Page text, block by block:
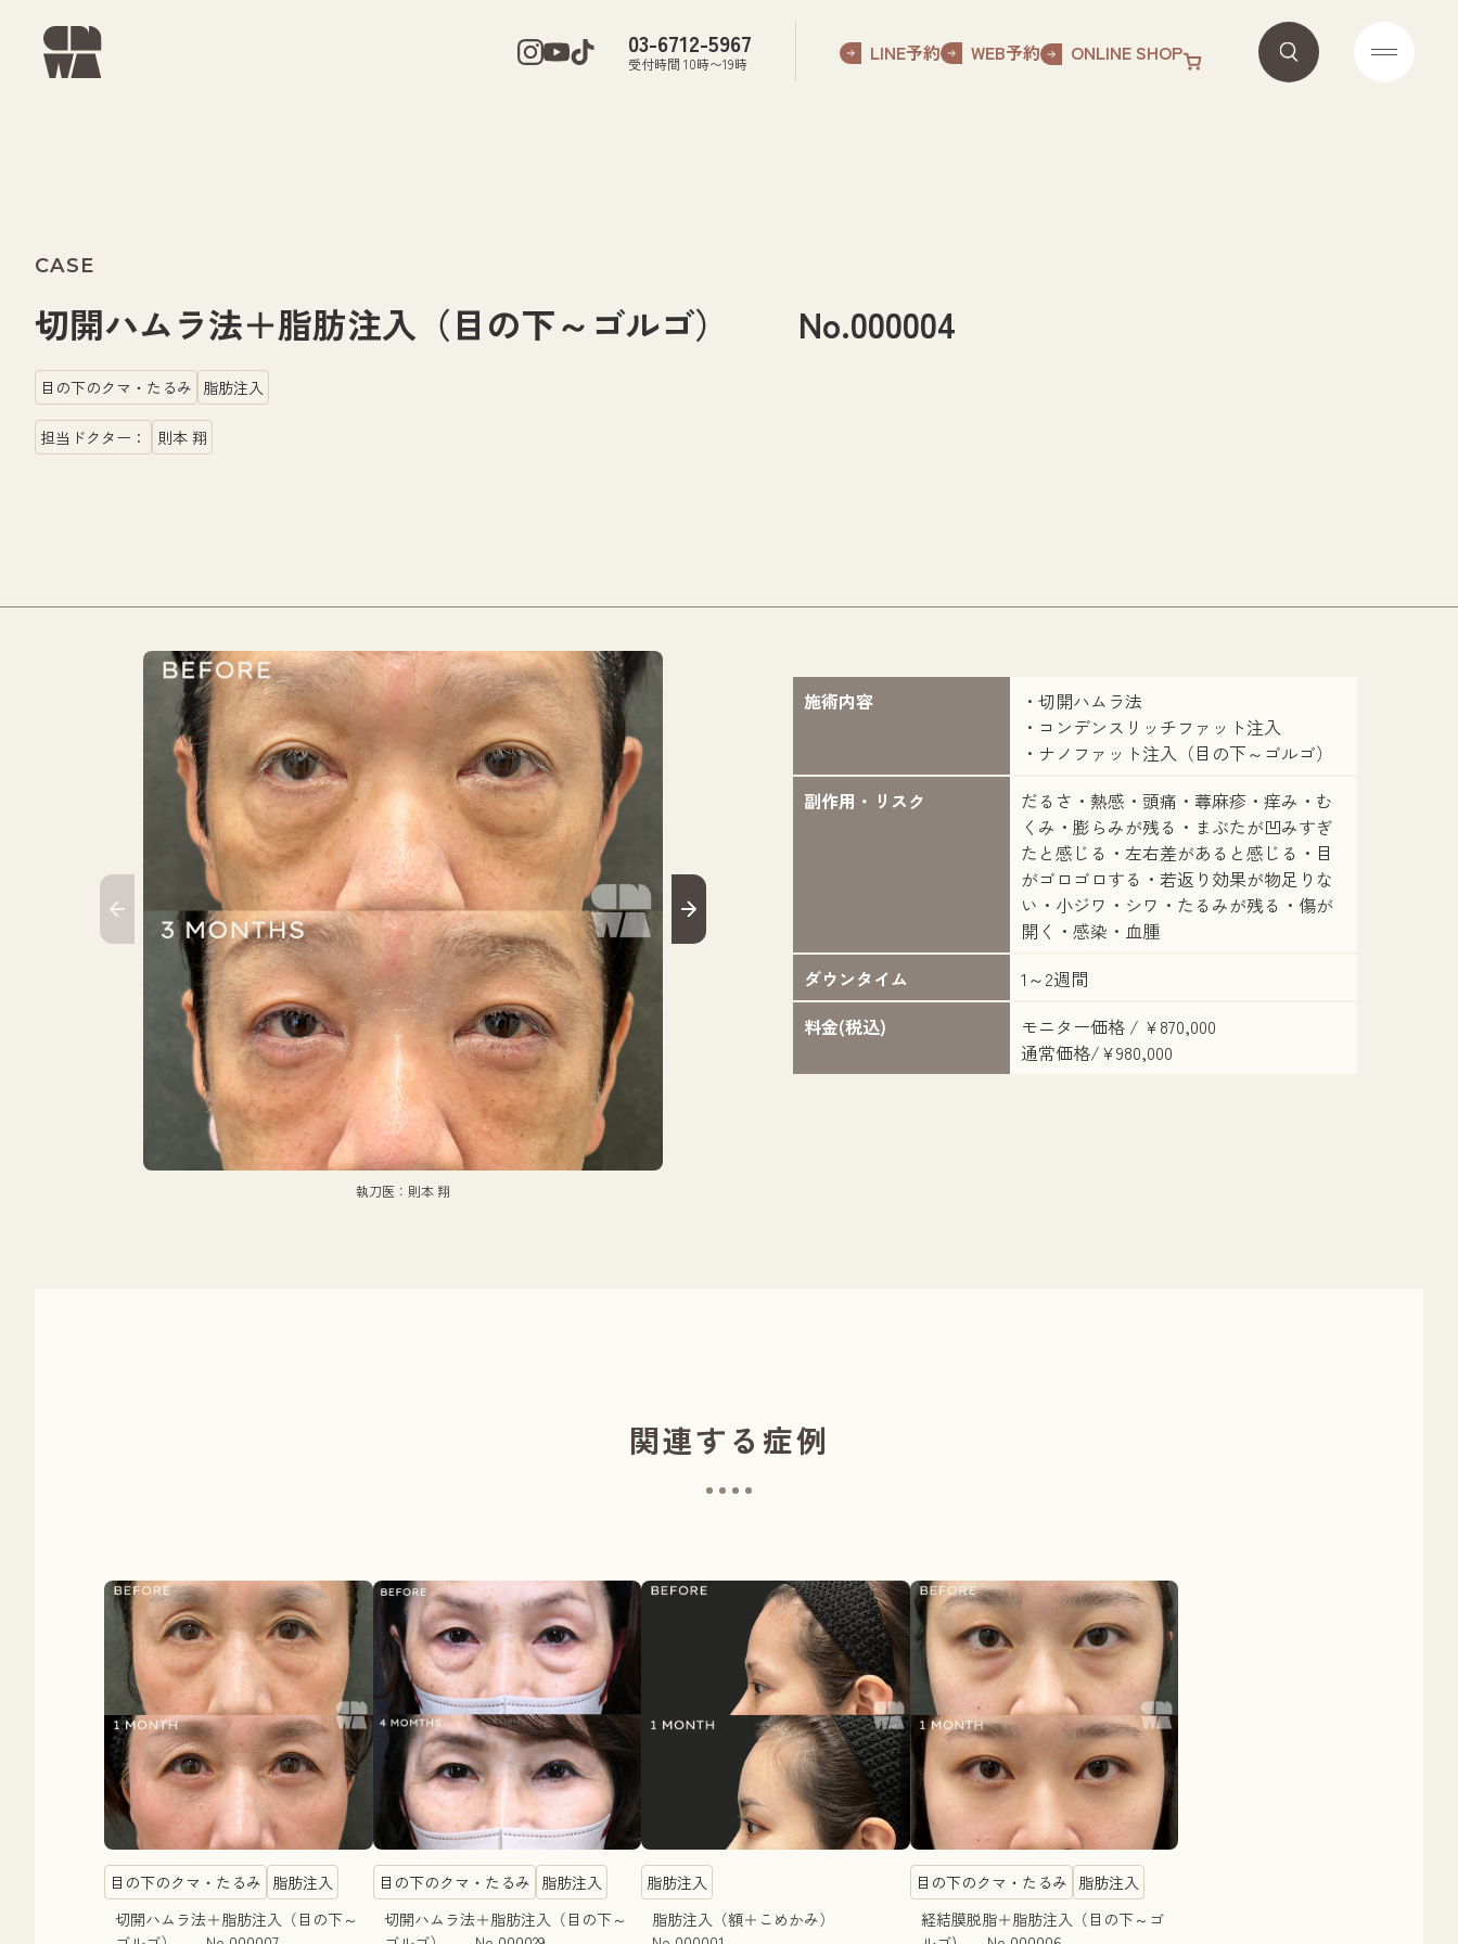
03-6712-5967
受付時間 10時〜19時 LINE予約 WEB予約 ONLINE SHOP
CASE
切開ハムラ法＋脂肪注入（目の下～ゴルゴ） No.000004
目の下のクマ・たるみ 脂肪注入
担当ドクター： 則本 翔
執刀医：則本 翔
施術内容
・切開ハムラ法
・コンデンスリッチファット注入
・ナノファット注入（目の下～ゴルゴ）
副作用・リスク
だるさ・熱感・頭痛・蕁麻疹・痒み・む
くみ・膨らみが残る・まぶたが凹みすぎ
たと感じる・左右差があると感じる・目
がゴロゴロする・若返り効果が物足りな
い・小ジワ・シワ・たるみが残る・傷が
開く・感染・血腫
ダウンタイム
1～2週間
料金(税込)
モニター価格 / ¥870,000
通常価格/¥980,000
関連する症例
目の下のクマ・たるみ 脂肪注入
切開ハムラ法＋脂肪注入（目の下～
目の下のクマ・たるみ 脂肪注入
切開ハムラ法＋脂肪注入（目の下～
脂肪注入
脂肪注入（額＋こめかみ）
目の下のクマ・たるみ 脂肪注入
経結膜脱脂＋脂肪注入（目の下～ゴ